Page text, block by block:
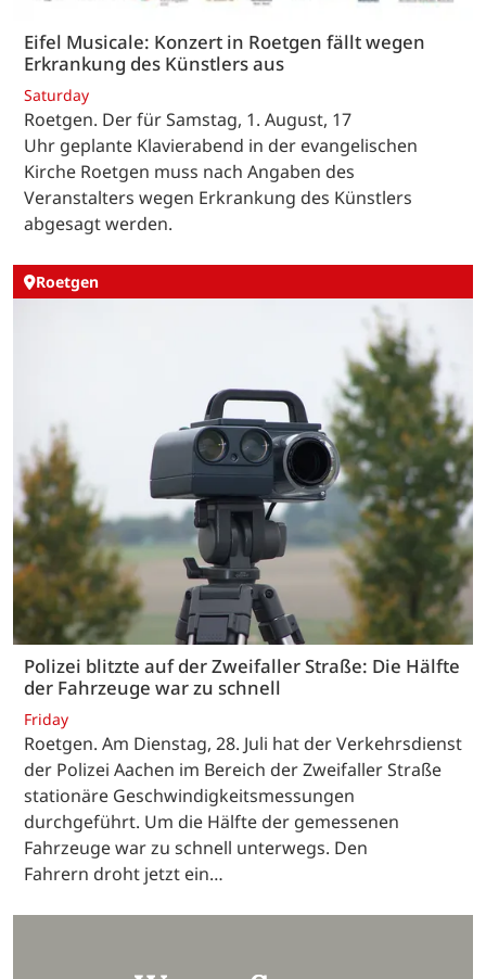
Eifel Musicale: Konzert in Roetgen fällt wegen
Erkrankung des Künstlers aus
Saturday
Roetgen. Der für Samstag, 1. August, 17
Uhr geplante Klavierabend in der evangelischen
Kirche Roetgen muss nach Angaben des
Veranstalters wegen Erkrankung des Künstlers
abgesagt werden.
Roetgen
Polizei blitzte auf der Zweifaller Straße: Die Hälfte
der Fahrzeuge war zu schnell
Friday
Roetgen. Am Dienstag, 28. Juli hat der Verkehrsdienst
der Polizei Aachen im Bereich der Zweifaller Straße
stationäre Geschwindigkeitsmessungen
durchgeführt. Um die Hälfte der gemessenen
Fahrzeuge war zu schnell unterwegs. Den
Fahrern droht jetzt ein…